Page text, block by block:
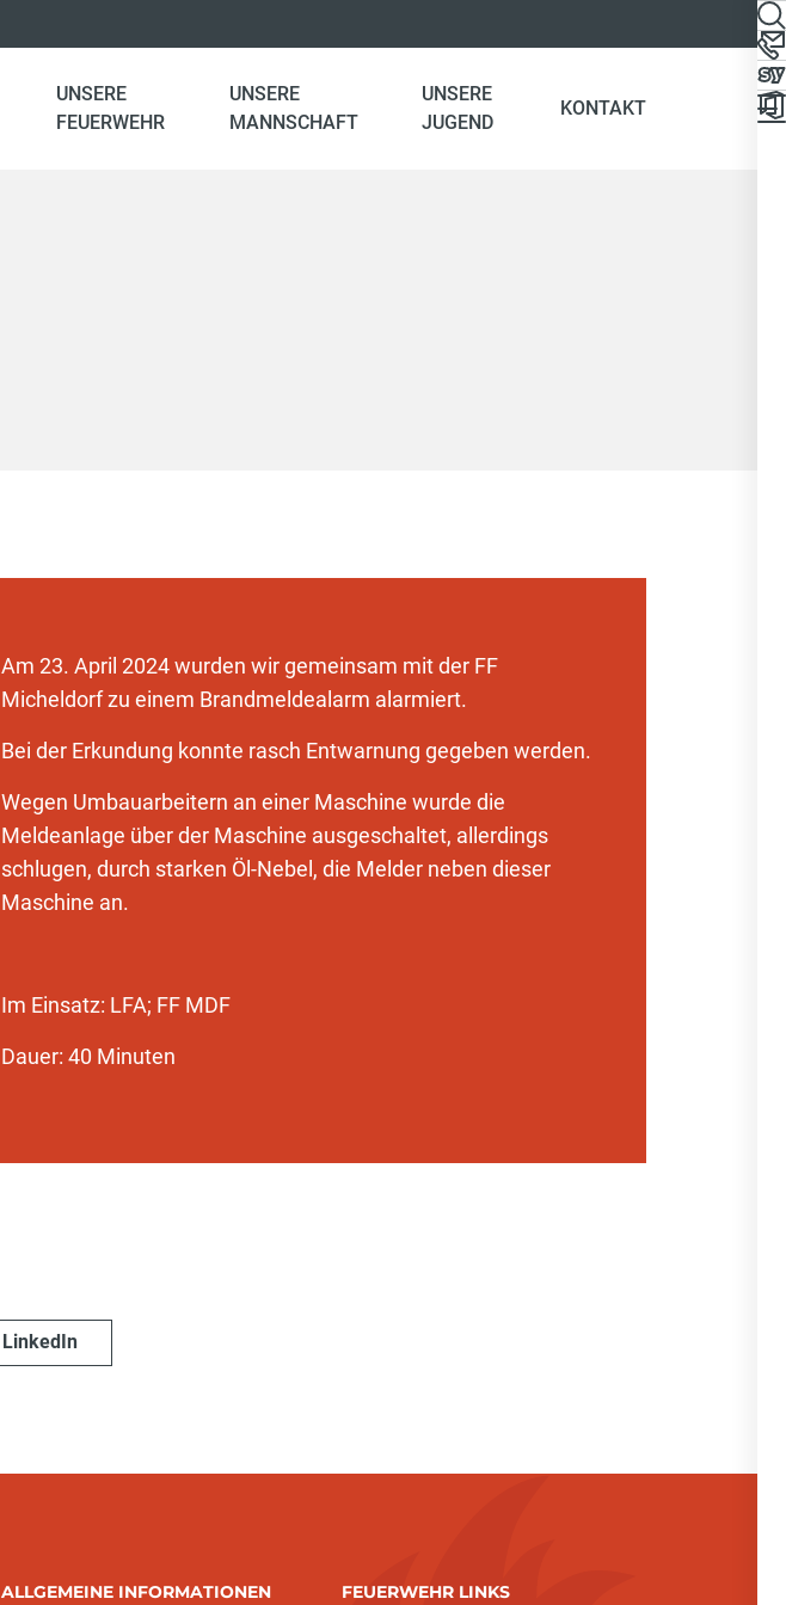
UNSERE
FEUERWEHR
UNSERE
MANNSCHAFT
UNSERE
JUGEND
KONTAKT
Am 23. April 2024 wurden wir gemeinsam mit der FF
Micheldorf zu einem Brandmeldealarm alarmiert.
Bei der Erkundung konnte rasch Entwarnung gegeben werden.
Wegen Umbauarbeitern an einer Maschine wurde die
Meldeanlage über der Maschine ausgeschaltet, allerdings
schlugen, durch starken Öl-Nebel, die Melder neben dieser
Maschine an.
Im Einsatz: LFA; FF MDF
Dauer: 40 Minuten
LinkedIn
ALLGEMEINE INFORMATIONEN FEUERWEHR LINKS